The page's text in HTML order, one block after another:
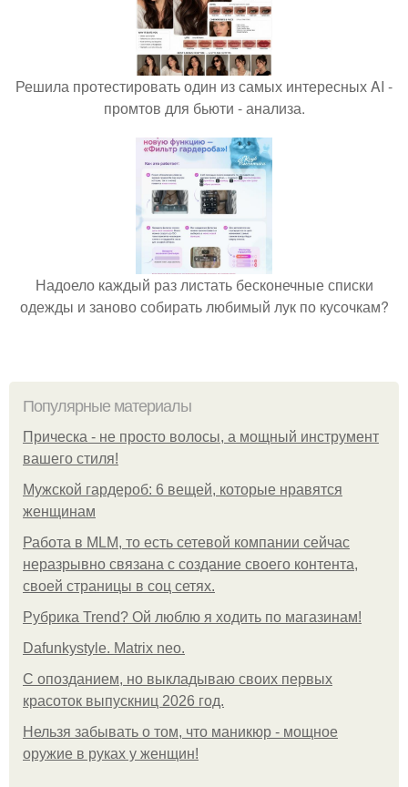
Решила протестировать один из самых интересных AI -
промтов для бьюти - анализа.
Надоело каждый раз листать бесконечные списки
одежды и заново собирать любимый лук по кусочкам?
Популярные материалы
Прическа - не просто волосы, а мощный инструмент
вашего стиля!
Мужской гардероб: 6 вещей, которые нравятся
женщинам
Работа в MLM, то есть сетевой компании сейчас
неразрывно связана с создание своего контента,
своей страницы в соц сетях.
Рубрика Trend? Ой люблю я ходить по магазинам!
Dafunkystyle. Matrix neo.
С опозданием, но выкладываю своих первых
красоток выпускниц 2026 год.
Нельзя забывать о том, что маникюр - мощное
оружие в руках у женщин!